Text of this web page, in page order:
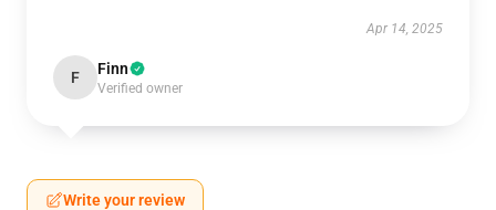
Apr 14, 2025
F Finn
Verified owner
Write your review